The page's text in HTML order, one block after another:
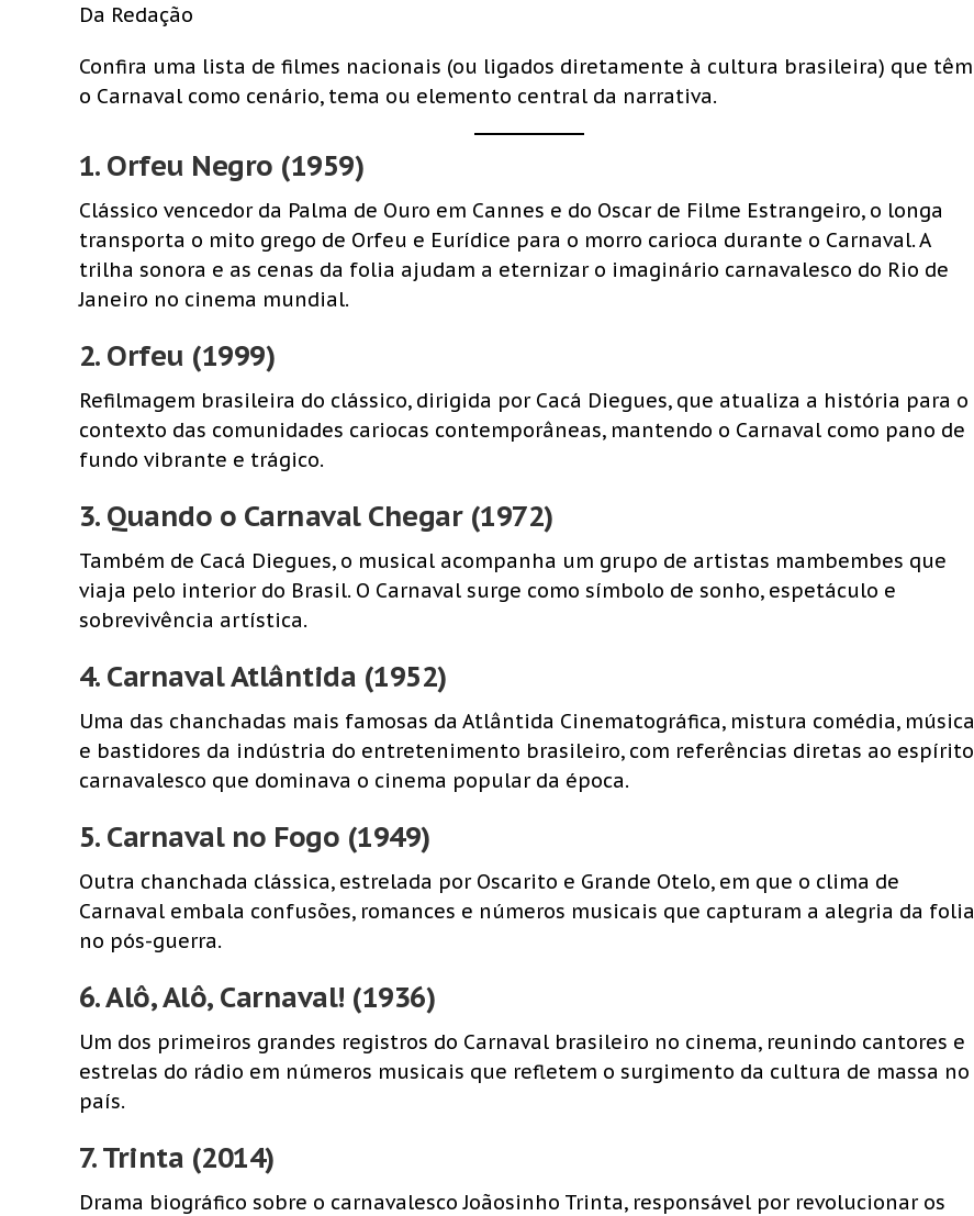
Da Redação
Confira uma lista de filmes nacionais (ou ligados diretamente à cultura brasileira) que têm
o Carnaval como cenário, tema ou elemento central da narrativa.
1. Orfeu Negro (1959)
Clássico vencedor da Palma de Ouro em Cannes e do Oscar de Filme Estrangeiro, o longa
transporta o mito grego de Orfeu e Eurídice para o morro carioca durante o Carnaval. A
trilha sonora e as cenas da folia ajudam a eternizar o imaginário carnavalesco do Rio de
Janeiro no cinema mundial.
2. Orfeu (1999)
Refilmagem brasileira do clássico, dirigida por Cacá Diegues, que atualiza a história para o
contexto das comunidades cariocas contemporâneas, mantendo o Carnaval como pano de
fundo vibrante e trágico.
3. Quando o Carnaval Chegar (1972)
Também de Cacá Diegues, o musical acompanha um grupo de artistas mambembes que
viaja pelo interior do Brasil. O Carnaval surge como símbolo de sonho, espetáculo e
sobrevivência artística.
4. Carnaval Atlântida (1952)
Uma das chanchadas mais famosas da Atlântida Cinematográfica, mistura comédia, música
e bastidores da indústria do entretenimento brasileiro, com referências diretas ao espírito
carnavalesco que dominava o cinema popular da época.
5. Carnaval no Fogo (1949)
Outra chanchada clássica, estrelada por Oscarito e Grande Otelo, em que o clima de
Carnaval embala confusões, romances e números musicais que capturam a alegria da folia
no pós-guerra.
6.Alô, Alô, Carnaval! (1936)
Um dos primeiros grandes registros do Carnaval brasileiro no cinema, reunindo cantores e
estrelas do rádio em números musicais que refletem o surgimento da cultura de massa no
país.
7.Trinta (2014)
Drama biográfico sobre o carnavalesco Joãosinho Trinta, responsável por revolucionar os